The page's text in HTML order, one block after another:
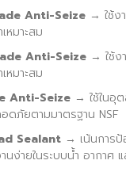
Anti-Seize → ใช้ง
หมาะสม
Anti-Seize → ใช้ง
หมาะสม
Anti-Seize → ใช้ในอุ
ดภัยตามมาตรฐาน NSF
Sealant → เน้นการ
นง่ายในระบบน้ำ อากาศ